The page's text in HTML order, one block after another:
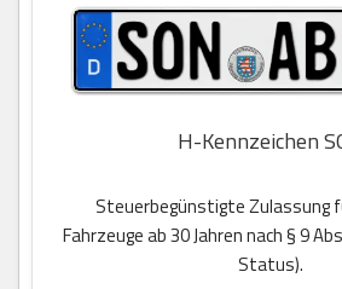
H-Kennzeichen
Steuerbegünstigte Zulassung
Fahrzeuge ab 30 Jahren nach § 9
Status).